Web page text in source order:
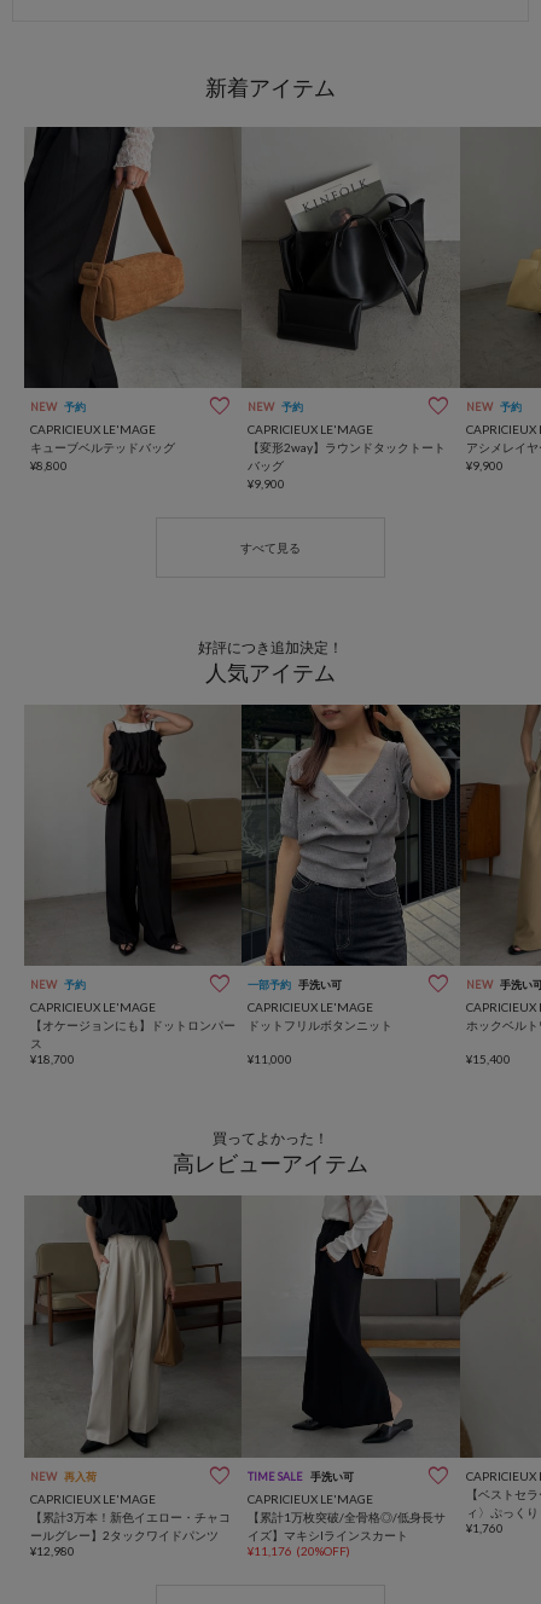
NEW 予約
CAPRICIEUX LE'MAGE
キューブベルテッドバッグ
¥8,800
NEW 予約
CAPRICIEUX LE'MAGE
【変形2way】ラウンドタックトート
バッグ
¥9,900
NEW 予約
CAPRICIEUX
アシメレイ
¥9,900
好評につき追加決定！
人気アイテム
NEW 予約
CAPRICIEUX LE'MAGE
【オケージョンにも】ドットロンパー
ス
¥18,700
一部予約 手洗い可
CAPRICIEUX LE'MAGE
ドットフリルボタンニット
¥11,000
NEW 手洗い
CAPRICIEUX
ホックベル
¥15,400
買ってよかった！
高レビューアイテム
NEW 再入荷
CAPRICIEUX LE'MAGE
【累計3万本！新色イエロー・チャコ
ールグレー】2タックワイドパンツ
¥12,980
TIME SALE 手洗い可
CAPRICIEUX LE'MAGE
【累計1万枚突破/全骨格◎/低身長サ
イズ】マキシIラインスカート
¥11,176 (20%OFF)
CAPRICIEUX
【ベストセ
ィ〉ぷっく
ス
¥1,760